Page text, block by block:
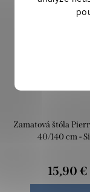
Zamatová štóla
40/140 cm -
15,90 €